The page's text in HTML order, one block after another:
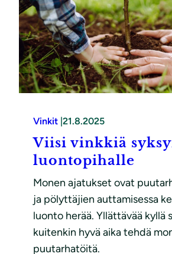
Vinkit |21.8.2025
Viisi vinkkiä
luontopihalle
Monen ajatukset ovat
ja pölyttäjien auttamisessa
luonto herää. Yllättävää kyllä
kuitenkin hyvä aika tehdä
puutarhatöitä.